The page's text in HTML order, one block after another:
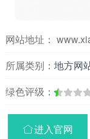
网站地址：
所属类别： 地方网
绿色评级：
进入官网